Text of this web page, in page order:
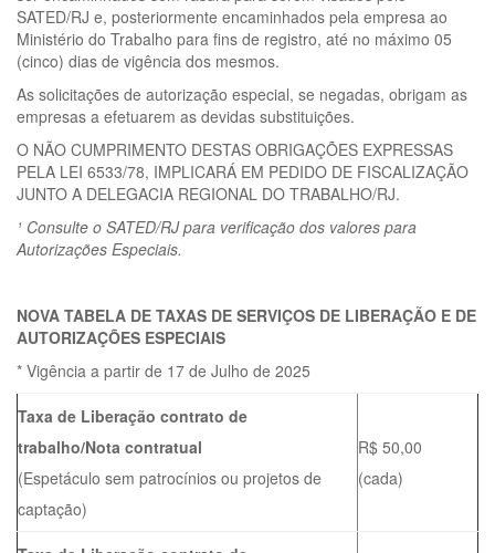
SATED/RJ e, posteriormente encaminhados pela empresa ao
Ministério do Trabalho para fins de registro, até no máximo 05
(cinco) dias de vigência dos mesmos.
As solicitações de autorização especial, se negadas, obrigam as
empresas a efetuarem as devidas substituições.
O NÃO CUMPRIMENTO DESTAS OBRIGAÇÕES EXPRESSAS
PELA LEI 6533/78, IMPLICARÁ EM PEDIDO DE FISCALIZAÇÃO
JUNTO A DELEGACIA REGIONAL DO TRABALHO/RJ.
¹ Consulte o SATED/RJ para verificação dos valores para
Autorizações Especiais.
NOVA TABELA DE TAXAS DE SERVIÇOS DE LIBERAÇÃO E DE
AUTORIZAÇÕES ESPECIAIS
* Vigência a partir de 17 de Julho de 2025
Taxa de Liberação contrato de
trabalho/Nota contratual
(Espetáculo sem patrocínios ou projetos de
captação)
R$ 50,00
(cada)